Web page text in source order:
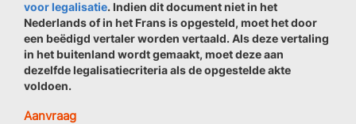
voor legalisatie. Indien dit document niet in het
Nederlands of in het Frans is opgesteld, moet het door
een beëdigd vertaler worden vertaald. Als deze vertaling
in het buitenland wordt gemaakt, moet deze aan
dezelfde legalisatiecriteria als de opgestelde akte
voldoen.
Aanvraag